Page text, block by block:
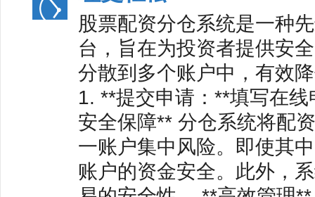
股票配资分仓系统是一种
台，旨在为投资者提供安
分散到多个账户中，有效
1. **提交申请：**填写在
安全保障** 分仓系统将配
一账户集中风险。即使其
账户的资金安全。此外，